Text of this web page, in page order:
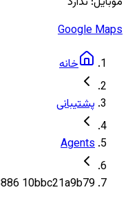
Google Maps
خانه
پشتیبانی
Agents
10bbc21a9b79